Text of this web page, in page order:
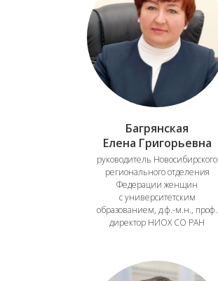
Багрянская
Елена Григорьевна
руководитель Новосибирского
регионального отделения
Федерации женщин
с университетским
образованием, д.ф.-м.н., проф.
директор НИОХ СО РАН